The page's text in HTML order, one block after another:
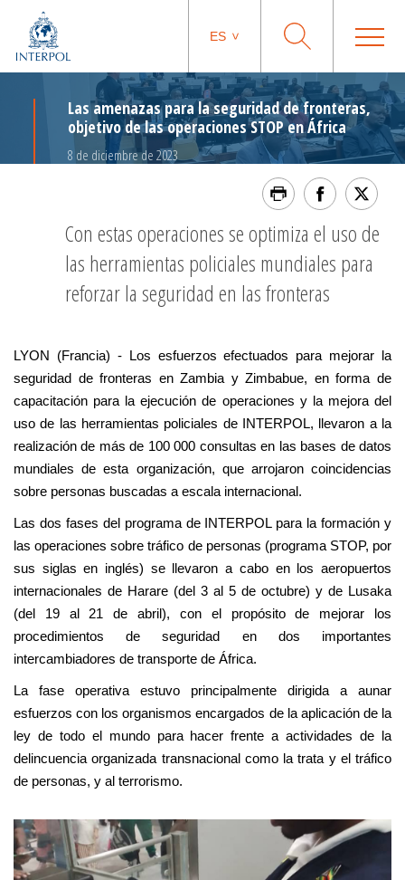
ES
Las amenazas para la seguridad de fronteras,
objetivo de las operaciones STOP en África
8 de diciembre de 2023
Con estas operaciones se optimiza el uso de
las herramientas policiales mundiales para
reforzar la seguridad en las fronteras
LYON (Francia) - Los esfuerzos efectuados para mejorar la
seguridad de fronteras en Zambia y Zimbabue, en forma de
capacitación para la ejecución de operaciones y la mejora del
uso de las herramientas policiales de INTERPOL, llevaron a la
realización de más de 100 000 consultas en las bases de datos
mundiales de esta organización, que arrojaron coincidencias
sobre personas buscadas a escala internacional.
Las dos fases del programa de INTERPOL para la formación y
las operaciones sobre tráfico de personas (programa STOP, por
sus siglas en inglés) se llevaron a cabo en los aeropuertos
internacionales de Harare (del 3 al 5 de octubre) y de Lusaka
(del 19 al 21 de abril), con el propósito de mejorar los
procedimientos de seguridad en dos importantes
intercambiadores de transporte de África.
La fase operativa estuvo principalmente dirigida a aunar
esfuerzos con los organismos encargados de la aplicación de la
ley de todo el mundo para hacer frente a actividades de la
delincuencia organizada transnacional como la trata y el tráfico
de personas, y al terrorismo.